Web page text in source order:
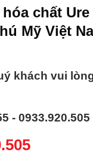
chất Ure
Mỹ Việt
khách vui
- 0933.920.505